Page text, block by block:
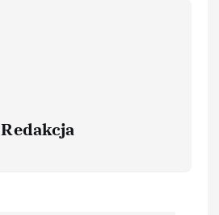
Redakcja